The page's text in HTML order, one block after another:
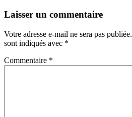
Laisser un commentaire
Votre adresse e-mail ne sera pas publiée.
sont indiqués avec *
Commentaire *